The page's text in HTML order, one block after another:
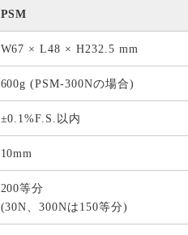
PSM
W67 × L48 × H232.5 mm
600g (PSM-300Nの場合)
±0.1%F.S.以内
10mm
200等分
(30N、300Nは150等分)